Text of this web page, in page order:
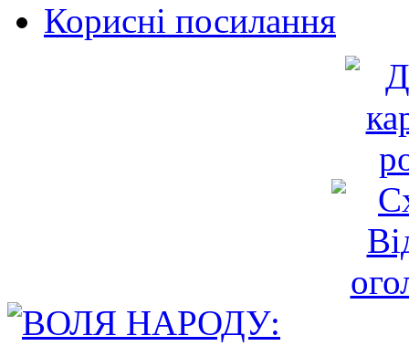
Корисні посилання